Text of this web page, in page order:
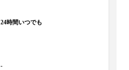
24時間いつでも
-